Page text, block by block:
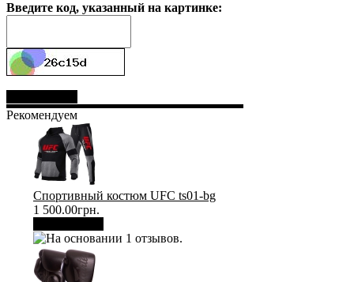
Введите код, указанный на картинке:
Рекомендуем
Спортивный костюм UFC ts01-bg
1 500.00грн.